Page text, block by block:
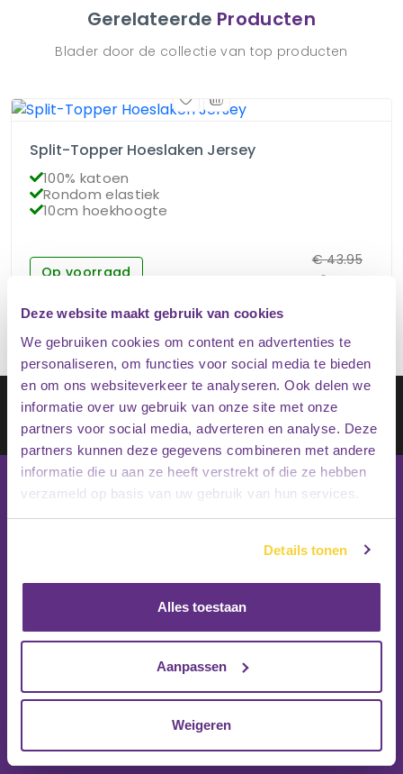
Deze website maakt gebruik van cookies
We gebruiken cookies om content en advertenties te
personaliseren, om functies voor social media te bieden
en om ons websiteverkeer te analyseren. Ook delen we
informatie over uw gebruik van onze site met onze
partners voor social media, adverteren en analyse. Deze
partners kunnen deze gegevens combineren met andere
informatie die u aan ze heeft verstrekt of die ze hebben
verzameld op basis van uw gebruik van hun services.
Details tonen
Alles toestaan
Aanpassen
Weigeren
Gerelateerde Producten
Blader door de collectie van top producten
Split-Topper Hoeslaken Jersey
100% katoen
Rondom elastiek
10cm hoekhoogte
Op voorraad 34.95
€43.95
Schrijf je in op onze nieuwsbrief
Inschrijven